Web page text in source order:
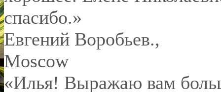
спасибо.»
Евгений Воробьев.,
Moscow
«Илья! Выражаю вам